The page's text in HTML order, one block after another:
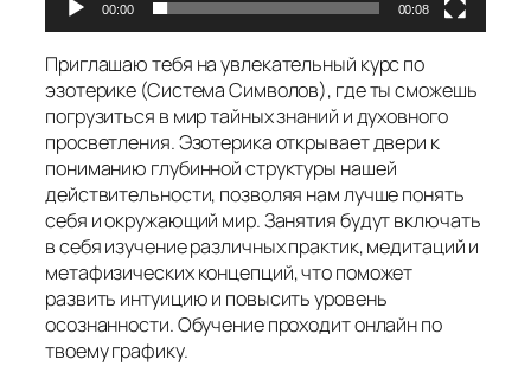
00:00 00:08
Приглашаю тебя на увлекательный курс по
эзотерике (Система Символов), где ты сможешь
погрузиться в мир тайных знаний и духовного
просветления. Эзотерика открывает двери к
пониманию глубинной структуры нашей
действительности, позволяя нам лучше понять
себя и окружающий мир. Занятия будут включать
в себя изучение различных практик, медитаций и
метафизических концепций, что поможет
развить интуицию и повысить уровень
осознанности. Обучение проходит онлайн по
твоему графику.